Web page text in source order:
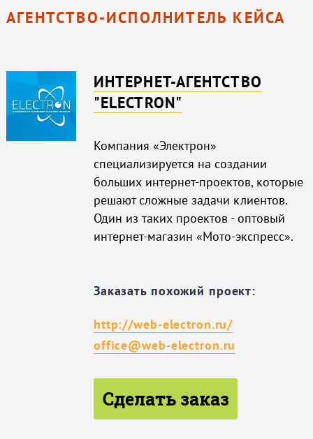
АГЕНТСТВО-ИСПОЛНИТЕЛЬ КЕЙСА
ИНТЕРНЕТ-АГЕНТСТВО
"ELECTRON"
Компания «Электрон»
специализируется на создании
больших интернет-проектов, которые
решают сложные задачи клиентов.
Один из таких проектов - оптовый
интернет-магазин «Мото-экспресс».
Заказать похожий проект:
http://web-electron.ru/
office@web-electron.ru
Сделать заказ